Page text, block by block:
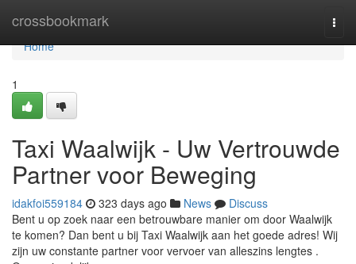
crossbookmark
Home
Home
1
Taxi Waalwijk - Uw Vertrouwde
Partner voor Beweging
idakfoi559184 323 days ago News
Discuss
Bent u op zoek naar een betrouwbare manier om door Waalwijk
te komen? Dan bent u bij Taxi Waalwijk aan het goede adres! Wij
zijn uw constante partner voor vervoer van alleszins lengtes .